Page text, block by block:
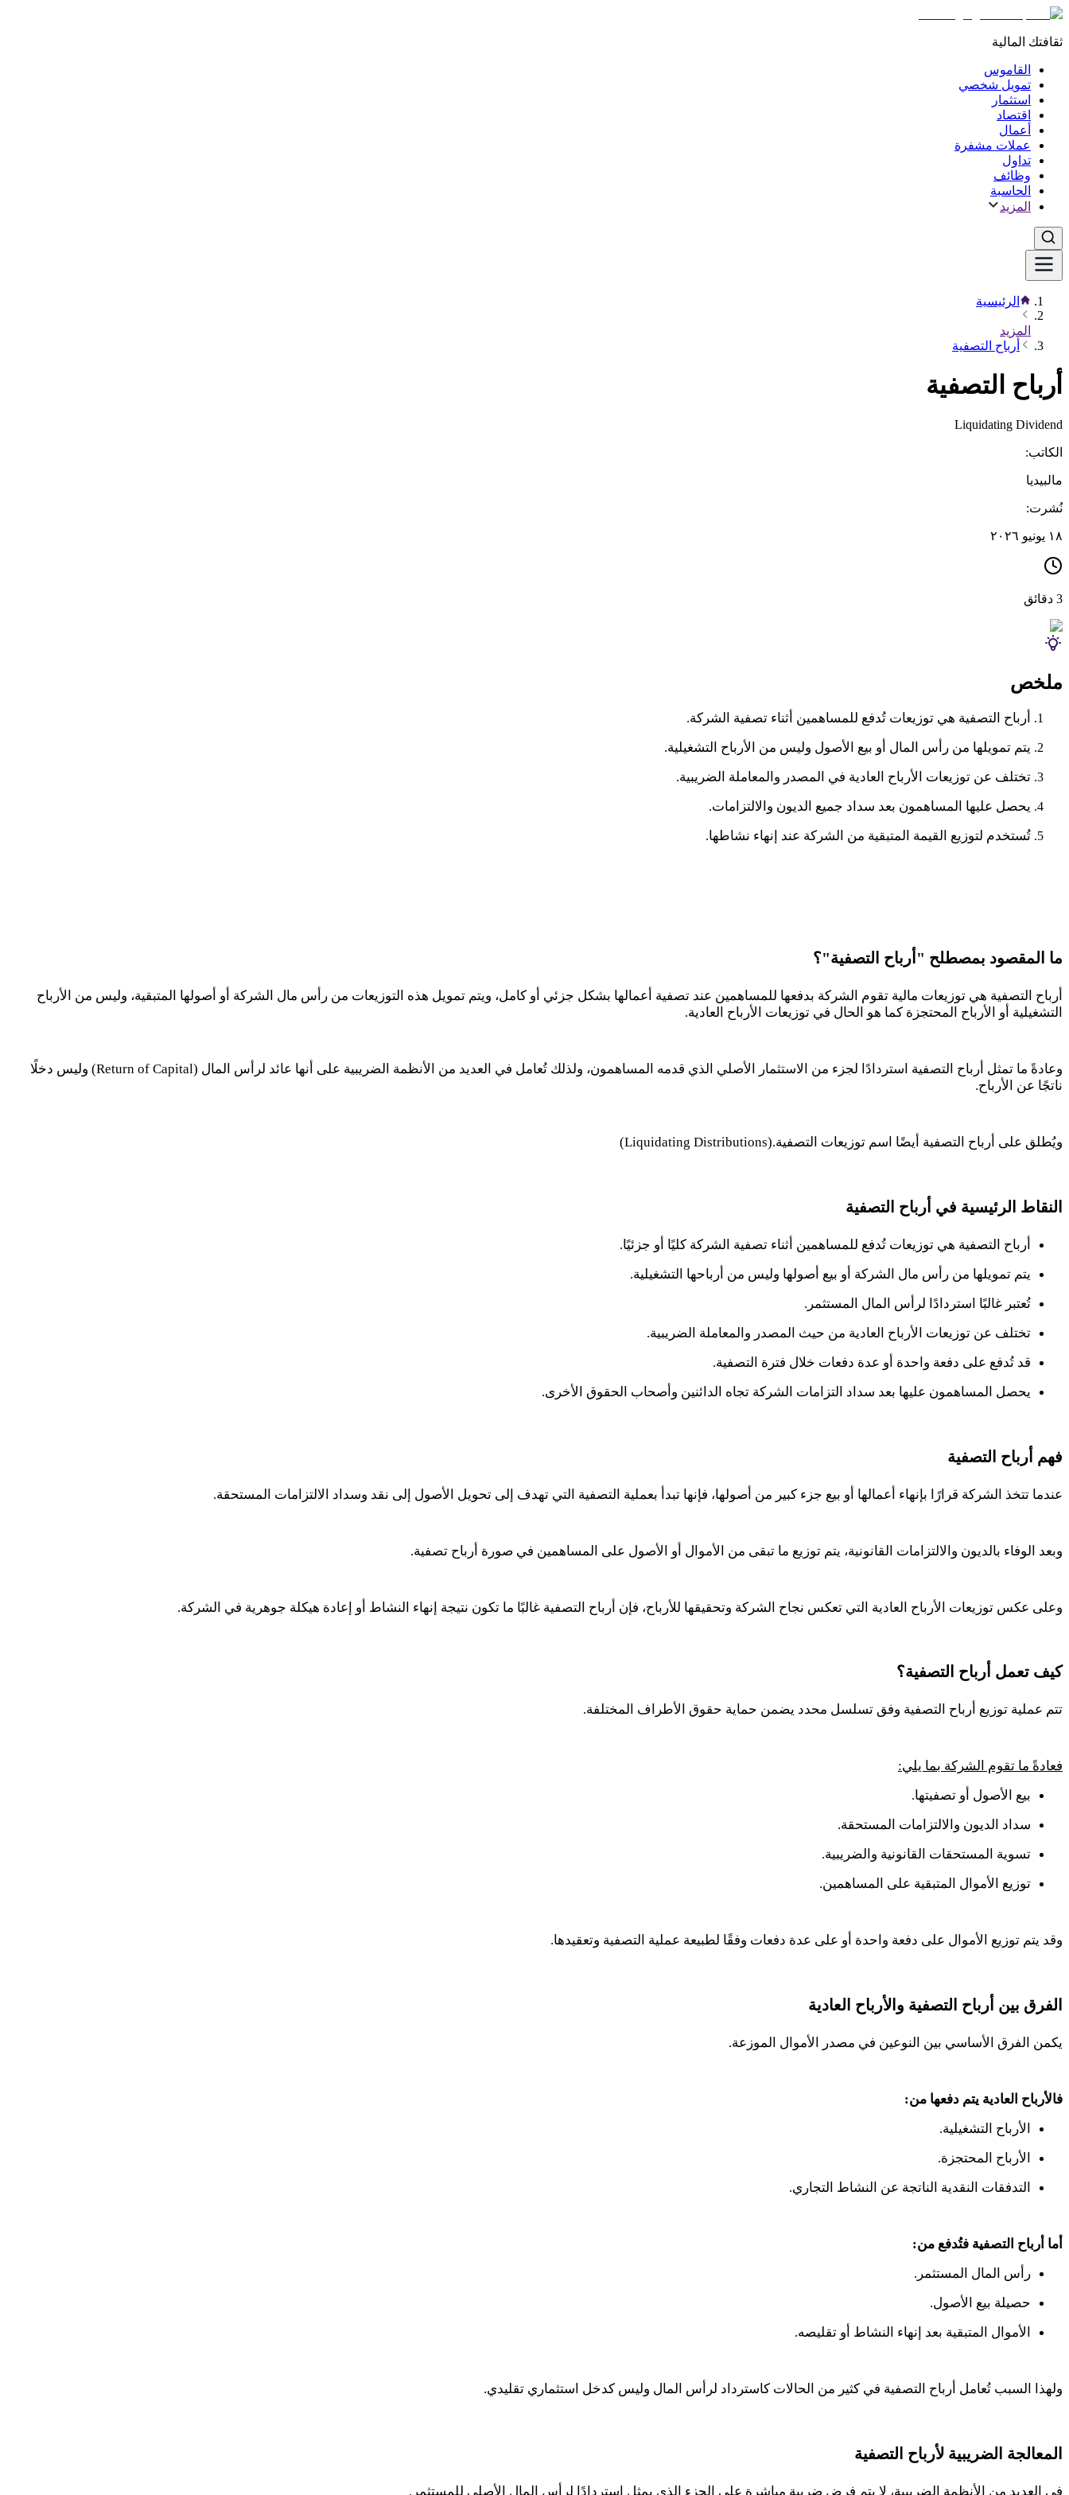
ثقافتك المالية
القاموس
تمويل شخصي
استثمار
اقتصاد
أعمال
عملات مشفرة
تداول
وظائف
الحاسبة
المزيد
الرئيسية
المزيد
أرباح التصفية
أرباح التصفية
Liquidating Dividend
الكاتب:
مالبيديا
نُشرت:
١٨ يونيو ٢٠٢٦
3 دقائق
ملخص
أرباح التصفية هي توزيعات تُدفع للمساهمين أثناء تصفية الشركة.
يتم تمويلها من رأس المال أو بيع الأصول وليس من الأرباح التشغيلية.
تختلف عن توزيعات الأرباح العادية في المصدر والمعاملة الضريبية.
يحصل عليها المساهمون بعد سداد جميع الديون والالتزامات.
تُستخدم لتوزيع القيمة المتبقية من الشركة عند إنهاء نشاطها.
ما المقصود بمصطلح "أرباح التصفية"؟
أرباح التصفية هي توزيعات مالية تقوم الشركة بدفعها للمساهمين عند تصفية أعمالها بشكل جزئي أو كامل، ويتم تمويل هذه التوزيعات من رأس مال الشركة أو أصولها المتبقية، وليس من الأرباح
التشغيلية أو الأرباح المحتجزة كما هو الحال في توزيعات الأرباح العادية.
وعادةً ما تمثل أرباح التصفية استردادًا لجزء من الاستثمار الأصلي الذي قدمه المساهمون، ولذلك تُعامل في العديد من الأنظمة الضريبية على أنها عائد لرأس المال (Return of Capital) وليس دخلًا
ناتجًا عن الأرباح.
ويُطلق على أرباح التصفية أيضًا اسم توزيعات التصفية(Liquidating Distributions).
النقاط الرئيسية في أرباح التصفية
أرباح التصفية هي توزيعات تُدفع للمساهمين أثناء تصفية الشركة كليًا أو جزئيًا.
يتم تمويلها من رأس مال الشركة أو بيع أصولها وليس من أرباحها التشغيلية.
تُعتبر غالبًا استردادًا لرأس المال المستثمر.
تختلف عن توزيعات الأرباح العادية من حيث المصدر والمعاملة الضريبية.
قد تُدفع على دفعة واحدة أو عدة دفعات خلال فترة التصفية.
يحصل المساهمون عليها بعد سداد التزامات الشركة تجاه الدائنين وأصحاب الحقوق الأخرى.
فهم أرباح التصفية
عندما تتخذ الشركة قرارًا بإنهاء أعمالها أو بيع جزء كبير من أصولها، فإنها تبدأ بعملية التصفية التي تهدف إلى تحويل الأصول إلى نقد وسداد الالتزامات المستحقة.
وبعد الوفاء بالديون والالتزامات القانونية، يتم توزيع ما تبقى من الأموال أو الأصول على المساهمين في صورة أرباح تصفية.
وعلى عكس توزيعات الأرباح العادية التي تعكس نجاح الشركة وتحقيقها للأرباح، فإن أرباح التصفية غالبًا ما تكون نتيجة إنهاء النشاط أو إعادة هيكلة جوهرية في الشركة.
كيف تعمل أرباح التصفية؟
تتم عملية توزيع أرباح التصفية وفق تسلسل محدد يضمن حماية حقوق الأطراف المختلفة.
فعادةً ما تقوم الشركة بما يلي:
بيع الأصول أو تصفيتها.
سداد الديون والالتزامات المستحقة.
تسوية المستحقات القانونية والضريبية.
توزيع الأموال المتبقية على المساهمين.
وقد يتم توزيع الأموال على دفعة واحدة أو على عدة دفعات وفقًا لطبيعة عملية التصفية وتعقيدها.
الفرق بين أرباح التصفية والأرباح العادية
يكمن الفرق الأساسي بين النوعين في مصدر الأموال الموزعة.
فالأرباح العادية يتم دفعها من:
الأرباح التشغيلية.
الأرباح المحتجزة.
التدفقات النقدية الناتجة عن النشاط التجاري.
أما أرباح التصفية فتُدفع من:
رأس المال المستثمر.
حصيلة بيع الأصول.
الأموال المتبقية بعد إنهاء النشاط أو تقليصه.
ولهذا السبب تُعامل أرباح التصفية في كثير من الحالات كاسترداد لرأس المال وليس كدخل استثماري تقليدي.
المعالجة الضريبية لأرباح التصفية
في العديد من الأنظمة الضريبية، لا يتم فرض ضريبة مباشرة على الجزء الذي يمثل استردادًا لرأس المال الأصلي للمستثمر .